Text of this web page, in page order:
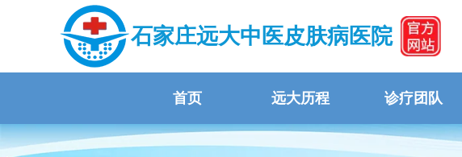
石家庄远大中医皮肤病医院
首页 远大历程 诊疗团队